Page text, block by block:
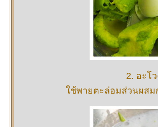
2. อะโ
ช้พายตะล่อมส่วนผสมก